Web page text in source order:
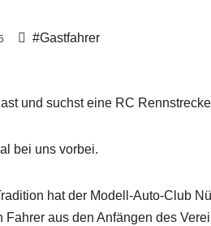
#Gastfahrer
und suchst eine RC
bei uns vorbei.
hat der Modell-Auto-Club
Fahrer aus den Anfängen des